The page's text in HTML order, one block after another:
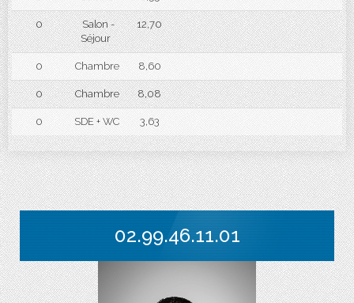
0
Salon -
Séjour
12,70
0 Chambre 8,60
0 Chambre 8,08
0 SDE + WC 3,63
02.99.46.11.01